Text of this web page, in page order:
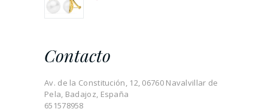
Contacto
Av. de la Constitución, 12, 06760 Navalvillar de
Pela, Badajoz, España
651578958